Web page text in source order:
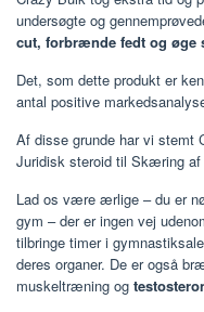
undersøgte og
cut, forbrænde fedt og øge
Det, som dette produkt er
antal positive
Af disse grunde har vi stemt
Juridisk steroid til Skæring af
Lad os være ærlige – du er
gym – der er ingen vej
tilbringe timer i
deres organer. De er også
muskeltræning og